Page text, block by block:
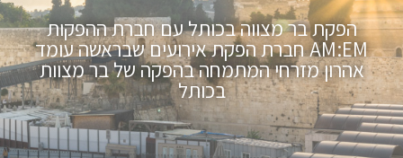
הפקת בר מצווה בכותל עם חברת ההפקות
AM:EM חברת הפקת אירועים שבראשה עומד
אהרון מזרחי המתמחה בהפקה של בר מצוות
בכותל